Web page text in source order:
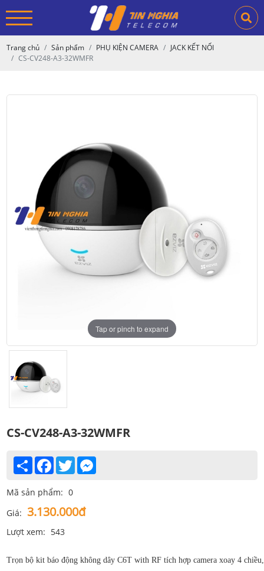
Trang chủ Sản phẩm PHỤ KIỆN CAMERA
JACK KẾT NỐI
CS-CV248-A3-32WMFR
Tap or pinch to expand
CS-CV248-A3-32WMFR
Share Facebook
Twitter
Mã sản phẩm: 0
Giá: 3.130.000đ
Lượt xem: 543
Trọn bộ kit báo động không dây C6T with RF tích hợp camera xoay 4